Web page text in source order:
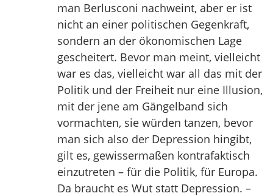
man Berlusconi nachweint, aber er ist
nicht an einer politischen Gegenkraft,
sondern an der ökonomischen Lage
gescheitert. Bevor man meint, vielleicht
war es das, vielleicht war all das mit der
Politik und der Freiheit nur eine Illusion,
mit der jene am Gängelband sich
vormachten, sie würden tanzen, bevor
man sich also der Depression hingibt,
gilt es, gewissermaßen kontrafaktisch
einzutreten – für die Politik, für Europa.
Da braucht es Wut statt Depression. –